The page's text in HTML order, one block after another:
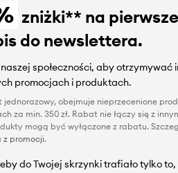
zniżki** na
do newslettera.
naszej społeczności, aby otrzymywać
promocjach i produktach.
jednorazowy, obejmuje nieprzecenione
za min. 350 zł. Rabat nie łączy się z
mogą być wyłączone z rabatu.
z promocji.
do Twojej skrzynki trafiało tylko